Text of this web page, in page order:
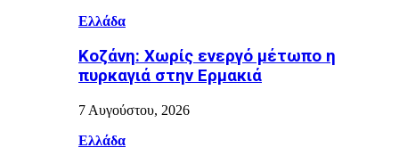
Ελλάδα
Κοζάνη: Χωρίς ενεργό μέτωπο η
πυρκαγιά στην Ερμακιά
7 Αυγούστου, 2026
Ελλάδα